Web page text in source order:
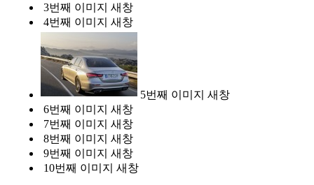
3번째 이미지 새창
4번째 이미지 새창
5번째 이미지 새창
6번째 이미지 새창
7번째 이미지 새창
8번째 이미지 새창
9번째 이미지 새창
10번째 이미지 새창